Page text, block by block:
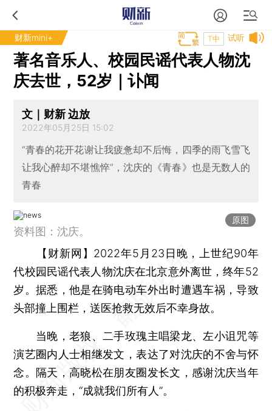
财新mini+ 试听
T中
著名音乐人、校园民谣代表人物沈
庆去世，52岁｜讣闻
文｜财新 边放
2022年05月25日 15:02
“青春的花开花谢让我疲惫却不后悔，四季的雨飞雪飞
让我心醉却不堪憔悴”，沈庆的《青春》也是无数人的
青春
原图
资料图：沈庆。
【财新网】 2022年5月23日晚，上世纪90年
代校园民谣代表人物沈庆在北京意外离世，终年52
岁。据悉，他是在骑电动车外出时遭遇车祸，导致
头部撞上围栏，送医抢救无效后不幸身故。
当晚，老狼、二手玫瑰主唱梁龙、左小诅咒等
演艺圈内人士相继发文，表达了对沈庆的不舍与怀
念。隔天，高晓松在朋友圈发长文，感谢沈庆当年
的积极奔走，“成就我们所有人”。